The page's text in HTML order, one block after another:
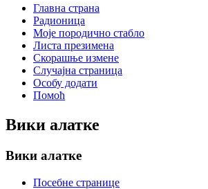
Главна страна
Радионица
Моје породично стабло
Листа презимена
Скорашње измене
Случајна страница
Особу додати
Помоћ
Вики алатке
Вики алатке
Посебне странице